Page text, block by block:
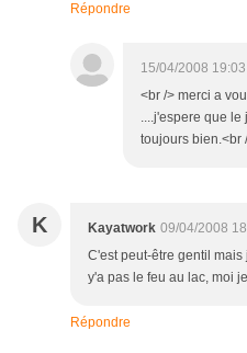
Répondre
15/04/2008 19:03
<br /> merci a
....j'espere que le
toujours bien.<br
K Kayatwork 09/04/2008
C'est peut-être gentil
y'a pas le feu au lac, moi
Répondre